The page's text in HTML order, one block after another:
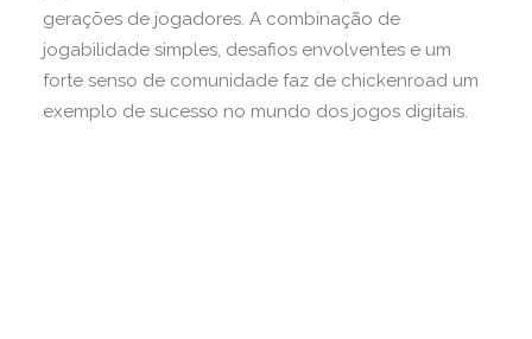
gerações de jogadores. A combinação de
jogabilidade simples, desafios envolventes e um
forte senso de comunidade faz de chickenroad um
exemplo de sucesso no mundo dos jogos digitais.